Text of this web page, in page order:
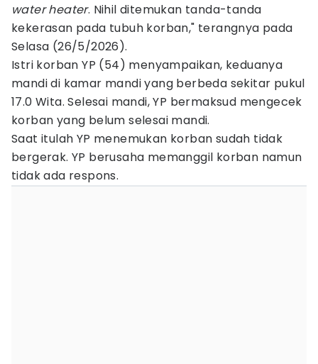
water heater. Nihil ditemukan tanda-tanda
kekerasan pada tubuh korban," terangnya pada
Selasa (26/5/2026).
Istri korban YP (54) menyampaikan, keduanya
mandi di kamar mandi yang berbeda sekitar pukul
17.0 Wita. Selesai mandi, YP bermaksud mengecek
korban yang belum selesai mandi.
Saat itulah YP menemukan korban sudah tidak
bergerak. YP berusaha memanggil korban namun
tidak ada respons.